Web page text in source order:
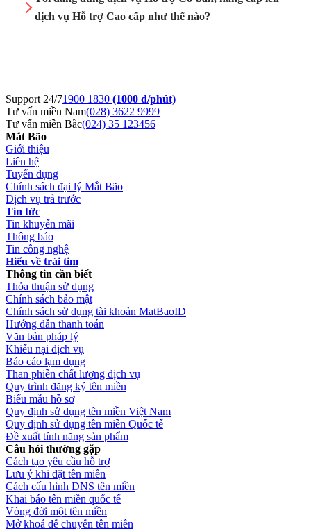
Tăng hiệu suất hoạt động và giảm rủi ro phát sinh lỗi
Được giám sát máy chủ và các websites liên tục, xử lý
nhanh chóng kịp thời:
Đơn giản sử dụng:
dịch vụ Hỗ trợ Cao cấp như thế nào?
Support 24/71900 1830 (1000 đ/phút)
Tư vấn miền Nam(028) 3622 9999
Tư vấn miền Bắc(024) 35 123456
Mắt Bão
Giới thiệu
Liên hệ
Tuyển dụng
Chính sách đại lý Mắt Bão
Dịch vụ trả trước
Tin tức
Tin khuyến mãi
Thông báo
Tin công nghệ
Hiểu về trái tim
Thông tin cần biết
Thỏa thuận sử dụng
Chính sách bảo mật
Chính sách sử dụng tài khoản MatBaoID
Hướng dẫn thanh toán
Văn bản pháp lý
Khiếu nại dịch vụ
Báo cáo lạm dụng
Than phiền chất lượng dịch vụ
Quy trình đăng ký tên miền
Biểu mẫu hồ sơ
Quy định sử dụng tên miền Việt Nam
Quy định sử dụng tên miền Quốc tế
Đề xuất tính năng sản phẩm
Câu hỏi thường gặp
Cách tạo yêu cầu hỗ trợ
Lưu ý khi đặt tên miền
Cách cấu hình DNS tên miền
Khai báo tên miền quốc tế
Vòng đời một tên miền
Mở khoá để chuyển tên miền